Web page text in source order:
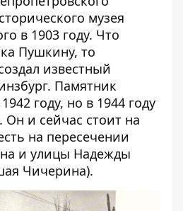
музея
в 1903 году. Что
Пушкину, то
известный
Памятник
году, но в 1944 году
Он и сейчас стоит на
на пересечении
и улицы Надежды
Чичерина).